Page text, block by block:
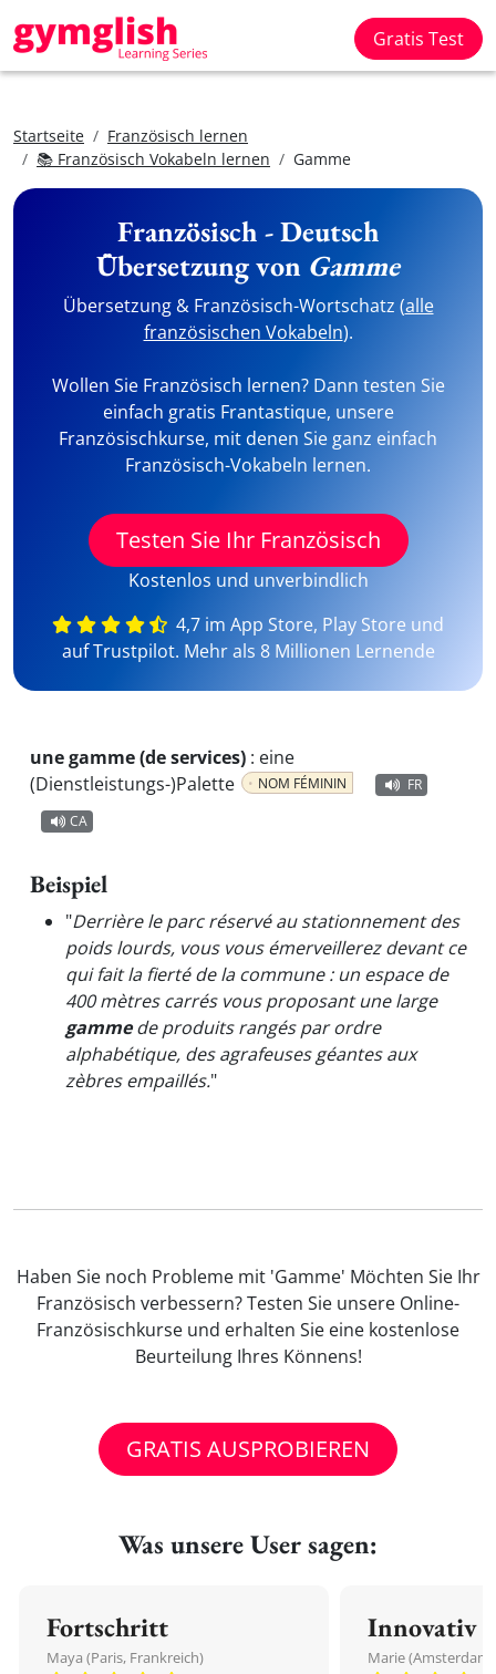
Gratis Test
Startseite
Französisch lernen
📚 Französisch Vokabeln lernen
Gamme
Französisch - Deutsch
Übersetzung von Gamme
Übersetzung & Französisch-Wortschatz (alle
französischen Vokabeln).
Wollen Sie Französisch lernen? Dann testen Sie
einfach gratis Frantastique, unsere
Französischkurse, mit denen Sie ganz einfach
Französisch-Vokabeln lernen.
Testen Sie Ihr Französisch
Kostenlos und unverbindlich
4,7 im App Store, Play Store und
auf Trustpilot. Mehr als 8 Millionen Lernende
une gamme (de services) : eine
(Dienstleistungs-)Palette
NOM FÉMININ
FR
CA
Beispiel
"Derrière le parc réservé au stationnement des
poids lourds, vous vous émerveillerez devant ce
qui fait la fierté de la commune : un espace de
400 mètres carrés vous proposant une large
gammede produits rangés par ordre
alphabétique, des agrafeuses géantes aux
zèbres empaillés."
Haben Sie noch Probleme mit 'Gamme' Möchten Sie Ihr
Französisch verbessern? Testen Sie unsere Online-
Französischkurse und erhalten Sie eine kostenlose
Beurteilung Ihres Könnens!
GRATIS AUSPROBIEREN
Was unsere User sagen:
Fortschritt
Maya (Paris, Frankreich)
Innovativ
Marie